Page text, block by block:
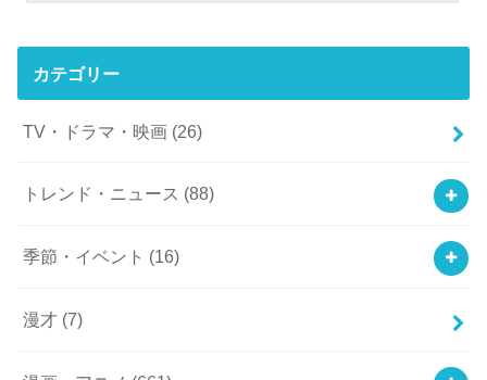
カテゴリー
TV・ドラマ・映画 (26)
トレンド・ニュース (88)
季節・イベント (16)
漫才 (7)